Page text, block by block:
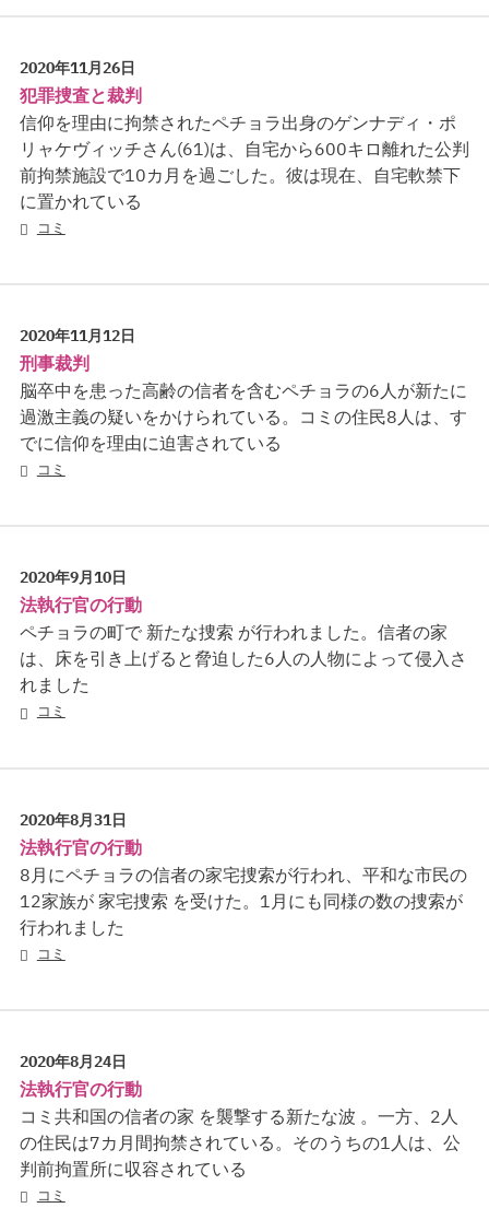
2020年11月26日
犯罪捜査と裁判
信仰を理由に拘禁されたペチョラ出身のゲンナディ・ポ
リャケヴィッチさん(61)は、自宅から600キロ離れた公判
前拘禁施設で10カ月を過ごした。彼は現在、自宅軟禁下
に置かれている
コミ
2020年11月12日
刑事裁判
脳卒中を患った高齢の信者を含むペチョラの6人が新たに
過激主義の疑いをかけられている。コミの住民8人は、す
でに信仰を理由に迫害されている
コミ
2020年9月10日
法執行官の行動
ペチョラの町で 新たな捜索 が行われました。信者の家
は、床を引き上げると脅迫した6人の人物によって侵入さ
れました
コミ
2020年8月31日
法執行官の行動
8月にペチョラの信者の家宅捜索が行われ、平和な市民の
12家族が 家宅捜索 を受けた。1月にも同様の数の捜索が
行われました
コミ
2020年8月24日
法執行官の行動
コミ共和国の信者の家 を襲撃する新たな波 。一方、2人
の住民は7カ月間拘禁されている。そのうちの1人は、公
判前拘置所に収容されている
コミ